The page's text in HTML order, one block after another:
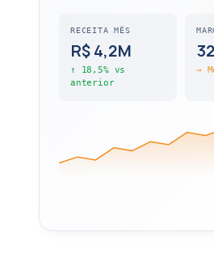
RECEITA MÊS
R$ 4,2M
↑ 18,5% vs
anterior
→